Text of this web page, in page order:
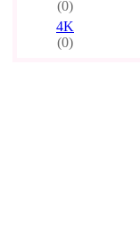
(0)
4K
(0)